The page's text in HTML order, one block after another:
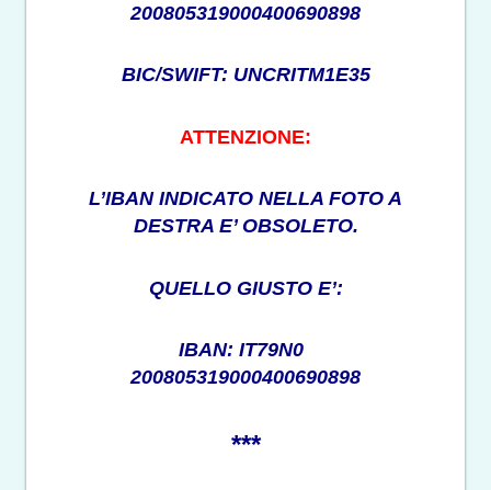
200805319000400690898
BIC/SWIFT: UNCRITM1E35
ATTENZIONE:
L’IBAN INDICATO NELLA FOTO A
DESTRA E’ OBSOLETO.
QUELLO GIUSTO E’:
IBAN: IT79N0
200805319000400690898
***